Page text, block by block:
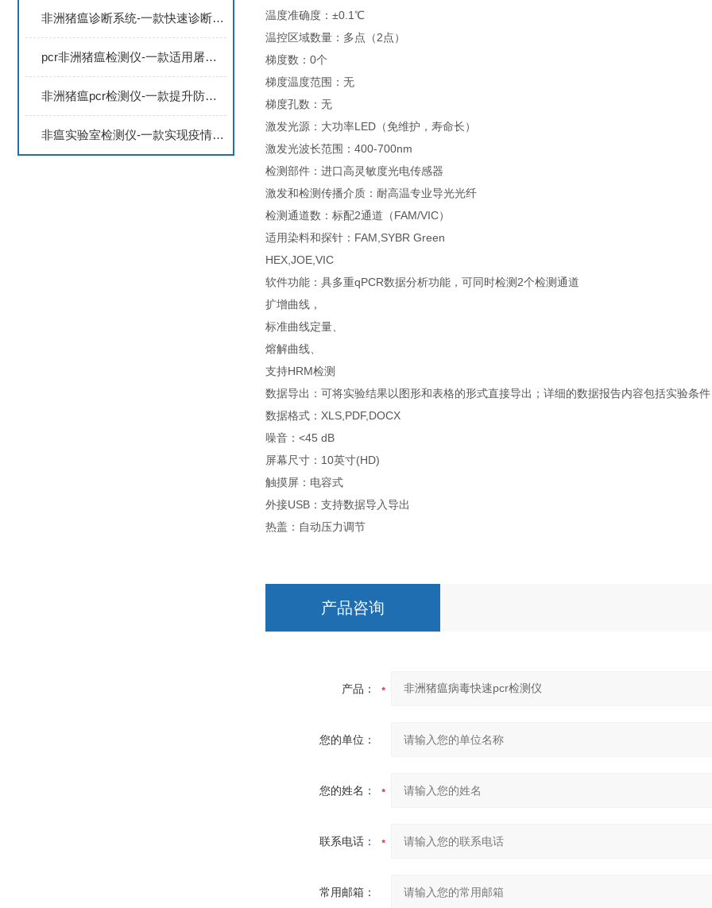
非洲猪瘟诊断系统-一款快速诊断畜牧类疾病的非洲猪瘟快速筛查系统2024
pcr非洲猪瘟检测仪-一款适用屠宰环节的猪病检测仪器2024全+境+派+送
非洲猪瘟pcr检测仪-一款提升防控水平的实时荧光定量PCR系统2024全+境+派+送
非瘟实验室检测仪-一款实现疫情监控的4通道非洲猪瘟检测仪2024全+境+派+送
温度准确度：±0.1℃
温控区域数量：多点（2点）
梯度数：0个
梯度温度范围：无
梯度孔数：无
激发光源：大功率LED（免维护，寿命长）
激发光波长范围：400-700nm
检测部件：进口高灵敏度光电传感器
激发和检测传播介质：耐高温专业导光光纤
检测通道数：标配2通道（FAM/VIC）
适用染料和探针：FAM,SYBR Green
HEX,JOE,VIC
软件功能：具多重qPCR数据分析功能，可同时检测2个检测通道
扩增曲线，
标准曲线定量、
熔解曲线、
支持HRM检测
数据导出：可将实验结果以图形和表格的形式直接导出；详细的数据报告内容包括实验条
数据格式：XLS,PDF,DOCX
噪音：<45 dB
屏幕尺寸：10英寸(HD)
触摸屏：电容式
外接USB：支持数据导入导出
热盖：自动压力调节
产品咨询
产品：
您的单位：
您的姓名：
联系电话：
常用邮箱：